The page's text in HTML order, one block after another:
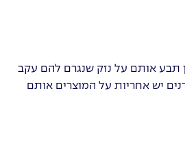
תבע אותם על נזק שנגרם להם עקב
יש אחריות על המוצרים אותם